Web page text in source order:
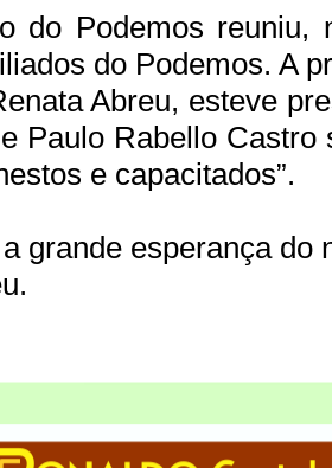
do Podemos reuniu,
do Podemos. A
Abreu, esteve
Paulo Rabello Castro
e capacitados”.
grande esperança do